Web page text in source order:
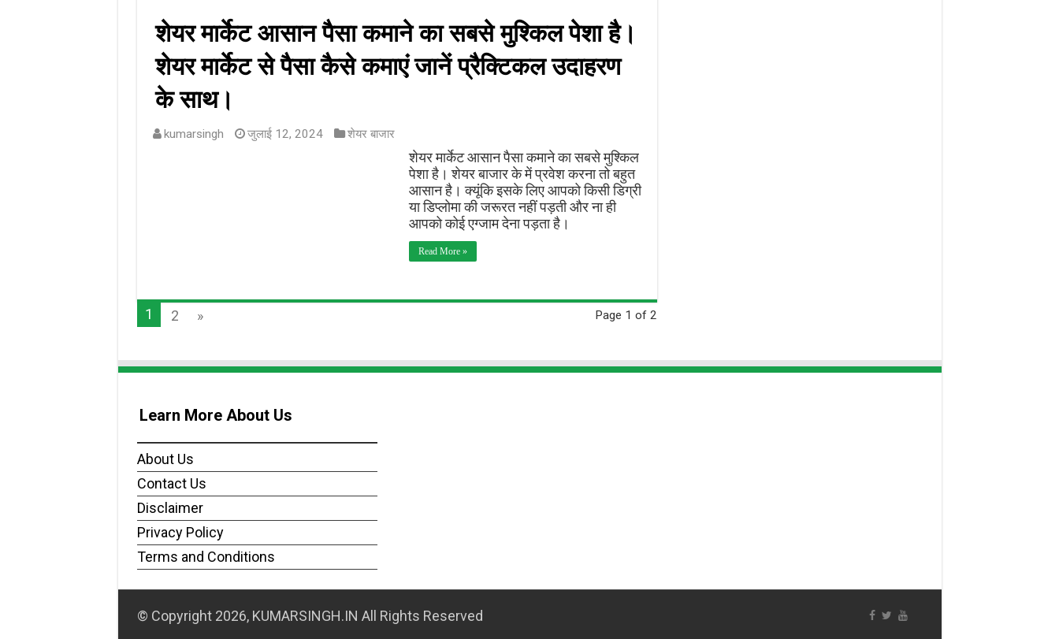
शेयर मार्केट आसान पैसा कमाने का सबसे मुश्किल पेशा है।
शेयर मार्केट से पैसा कैसे कमाएं जानें प्रैक्टिकल उदाहरण
के साथ।
kumarsingh जुलाई 12, 2024 शेयर बाजार
शेयर मार्केट आसान पैसा कमाने का सबसे मुश्किल
पेशा है। शेयर बाजार के में प्रवेश करना तो बहुत
आसान है। क्यूंकि इसके लिए आपको किसी डिग्री
या डिप्लोमा की जरूरत नहीं पड़ती और ना ही
आपको कोई एग्जाम देना पड़ता है।
Read More »
Page 1 of 2
1 2 »
Learn More About Us
About Us
Contact Us
Disclaimer
Privacy Policy
Terms and Conditions
© Copyright 2026, KUMARSINGH.IN All Rights Reserved